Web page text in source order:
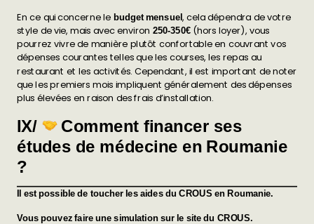
En ce qui concerne le budget mensuel , cela dépendra de votre
style de vie, mais avec environ 250-350€ (hors loyer), vous
pourrez vivre de manière plutôt confortable en couvrant vos
dépenses courantes telles que les courses, les repas au
restaurant et les activités. Cependant, il est important de noter
que les premiers mois impliquent généralement des dépenses
plus élevées en raison des frais d’installation.
IX/
Comment financer ses
études de médecine en Roumanie
?
Il est possible de toucher les aides du CROUS en Roumanie.
Vous pouvez faire une simulation sur le site du CROUS.